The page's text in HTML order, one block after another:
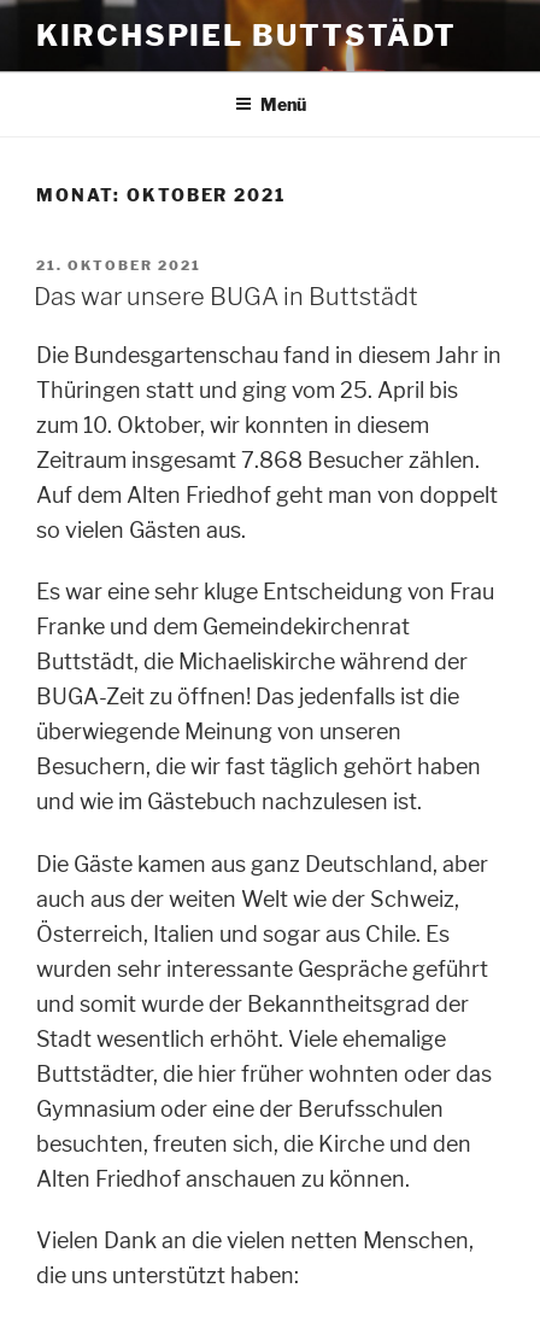
Zum
Inhalt
springen
KIRCHSPIEL BUTTSTÄDT
Menü
MONAT: OKTOBER 2021
VERÖFFENTLICHT
AM
21. OKTOBER 2021
Das war unsere BUGA in Buttstädt
Die Bundesgartenschau fand in diesem Jahr in
Thüringen statt und ging vom 25. April bis
zum 10. Oktober, wir konnten in diesem
Zeitraum insgesamt 7.868 Besucher zählen.
Auf dem Alten Friedhof geht man von doppelt
so vielen Gästen aus.
Es war eine sehr kluge Entscheidung von Frau
Franke und dem Gemeindekirchenrat
Buttstädt, die Michaeliskirche während der
BUGA-Zeit zu öffnen! Das jedenfalls ist die
überwiegende Meinung von unseren
Besuchern, die wir fast täglich gehört haben
und wie im Gästebuch nachzulesen ist.
Die Gäste kamen aus ganz Deutschland, aber
auch aus der weiten Welt wie der Schweiz,
Österreich, Italien und sogar aus Chile. Es
wurden sehr interessante Gespräche geführt
und somit wurde der Bekanntheitsgrad der
Stadt wesentlich erhöht. Viele ehemalige
Buttstädter, die hier früher wohnten oder das
Gymnasium oder eine der Berufsschulen
besuchten, freuten sich, die Kirche und den
Alten Friedhof anschauen zu können.
Vielen Dank an die vielen netten Menschen,
die uns unterstützt haben: